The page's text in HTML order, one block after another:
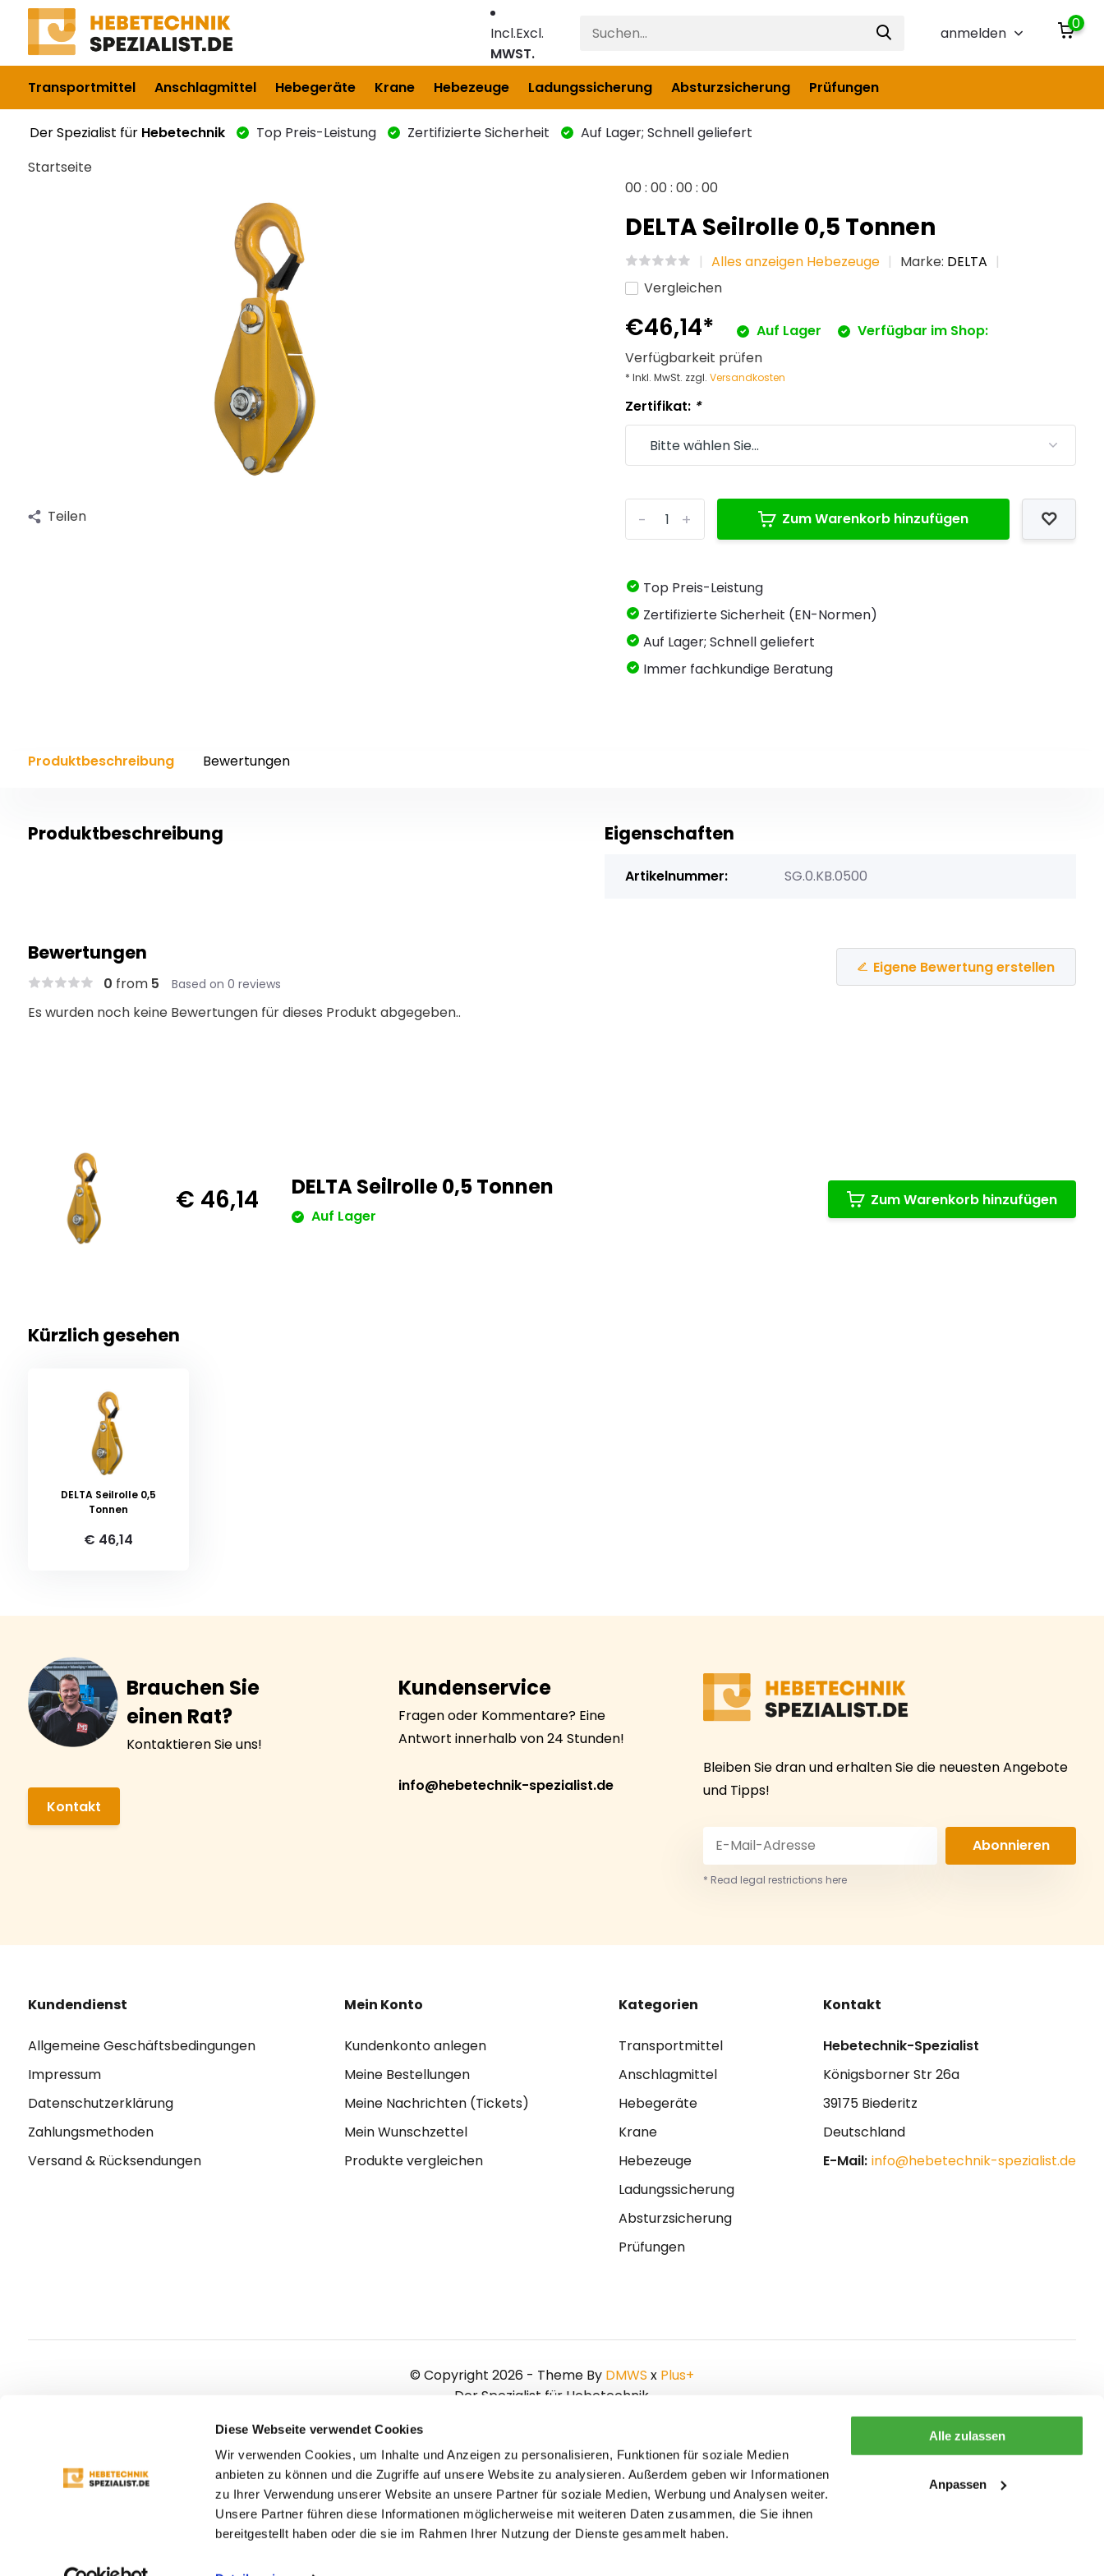
Diese Webseite verwendet Cookies
Wir verwenden Cookies, um Inhalte und Anzeigen zu personalisieren, Funktionen für soziale Medien
anbieten zu können und die Zugriffe auf unsere Website zu analysieren. Außerdem geben wir Informationen
zu Ihrer Verwendung unserer Website an unsere Partner für soziale Medien, Werbung und Analysen weiter.
Unsere Partner führen diese Informationen möglicherweise mit weiteren Daten zusammen, die Sie ihnen
bereitgestellt haben oder die sie im Rahmen Ihrer Nutzung der Dienste gesammelt haben.
Alle zulassen
Anpassen
Incl.Excl.
MWST.
anmelden
0
Transportmittel Anschlagmittel Hebegeräte Krane Hebezeuge Ladungssicherung Absturzsicherung Prüfungen
Der Spezialist für Hebetechnik Top Preis-Leistung Zertifizierte Sicherheit
Auf Lager; Schnell geliefert
Startseite
Teilen
00:00:00:00
DELTA Seilrolle 0,5 Tonnen
Alles anzeigen Hebezeuge Marke: DELTA
Vergleichen
€46,14* Auf Lager
Verfügbar im Shop:
Verfügbarkeit prüfen
* Inkl. MwSt. zzgl.Versandkosten
Zertifikat: *
+
- Zum Warenkorb hinzufügen
Top Preis-Leistung
Zertifizierte Sicherheit (EN-Normen)
Auf Lager; Schnell geliefert
Immer fachkundige Beratung
Produktbeschreibung Bewertungen
Produktbeschreibung Eigenschaften
Artikelnummer: SG.0.KB.0500
Bewertungen
0 from 5 Based on 0 reviews
Eigene Bewertung erstellen
Es wurden noch keine Bewertungen für dieses Produkt abgegeben..
€ 46,14 DELTA Seilrolle 0,5 Tonnen
Auf Lager
Zum Warenkorb hinzufügen
Kürzlich gesehen
DELTA Seilrolle 0,5
Tonnen
€ 46,14
Brauchen Sie
einen Rat?
Kontaktieren Sie uns!
Kontakt
Kundenservice
Fragen oder Kommentare? Eine
Antwort innerhalb von 24 Stunden!
info@hebetechnik-spezialist.de
Bleiben Sie dran und erhalten Sie die neuesten Angebote
und Tipps!
Abonnieren
* Read legal restrictions here
Kundendienst
Allgemeine Geschäftsbedingungen
Impressum
Datenschutzerklärung
Zahlungsmethoden
Versand & Rücksendungen
Mein Konto
Kundenkonto anlegen
Meine Bestellungen
Meine Nachrichten (Tickets)
Mein Wunschzettel
Produkte vergleichen
Kategorien
Transportmittel
Anschlagmittel
Hebegeräte
Krane
Hebezeuge
Ladungssicherung
Absturzsicherung
Prüfungen
Kontakt
Hebetechnik-Spezialist
Königsborner Str 26a
39175 Biederitz
Deutschland
E-Mail: info@hebetechnik-spezialist.de
© Copyright 2026 - Theme By DMWS x Plus+
Der Spezialist für Hebetechnik